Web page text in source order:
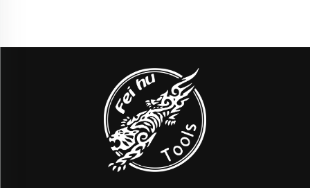
акумуляторний ручний
від акумулятора